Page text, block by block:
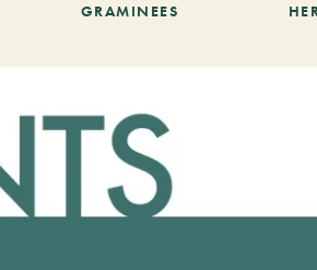
GRAMINEES